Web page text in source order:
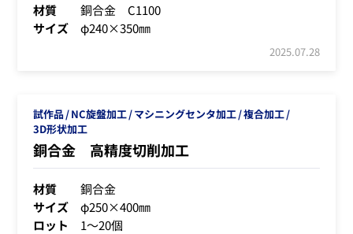
材質
銅合金 C1100
サイズ
φ240×350㎜
2025.07.28
試作品 NC旋盤加工 マシニングセンタ加工 複合加工
3D形状加工
銅合金 高精度切削加工
材質
銅合金
サイズ
φ250×400㎜
ロット
1～20個